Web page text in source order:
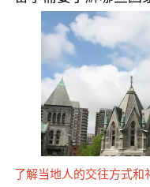
了解当地人的交往方式和